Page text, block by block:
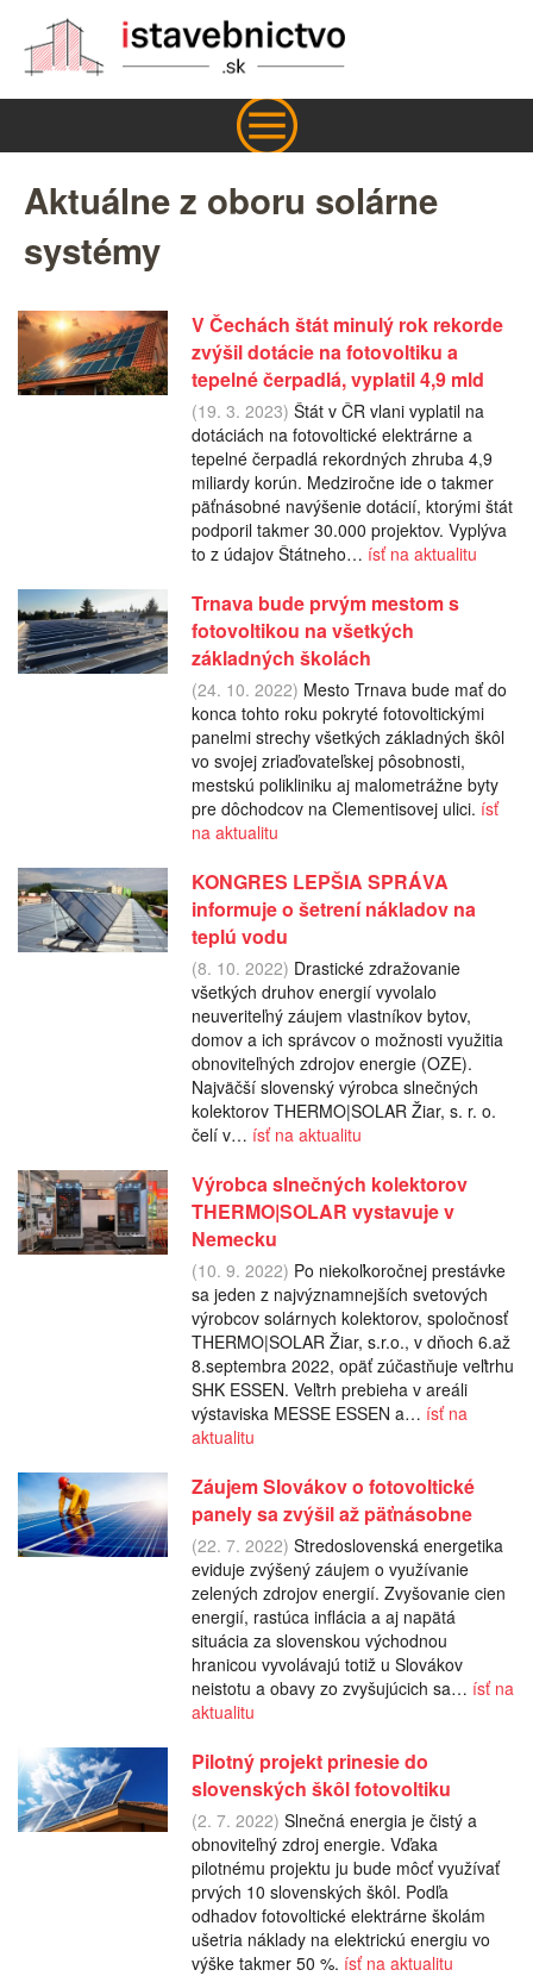
Aktuálne z oboru solárne
systémy
V Čechách štát minulý rok rekorde
zvýšil dotácie na fotovoltiku a
tepelné čerpadlá, vyplatil 4,9 mld
(19. 3. 2023) Štát v ČR vlani vyplatil na
dotáciách na fotovoltické elektrárne a
tepelné čerpadlá rekordných zhruba 4,9
miliardy korún. Medziročne ide o takmer
päťnásobné navýšenie dotácií, ktorými štát
podporil takmer 30.000 projektov. Vyplýva
to z údajov Štátneho… ísť na aktualitu
Trnava bude prvým mestom s
fotovoltikou na všetkých
základných školách
(24. 10. 2022) Mesto Trnava bude mať do
konca tohto roku pokryté fotovoltickými
panelmi strechy všetkých základných škôl
vo svojej zriaďovateľskej pôsobnosti,
mestskú polikliniku aj malometrážne byty
pre dôchodcov na Clementisovej ulici. ísť
na aktualitu
KONGRES LEPŠIA SPRÁVA
informuje o šetrení nákladov na
teplú vodu
(8. 10. 2022) Drastické zdražovanie
všetkých druhov energií vyvolalo
neuveriteľný záujem vlastníkov bytov,
domov a ich správcov o možnosti využitia
obnoviteľných zdrojov energie (OZE).
Najväčší slovenský výrobca slnečných
kolektorov THERMO|SOLAR Žiar, s. r. o.
čelí v… ísť na aktualitu
Výrobca slnečných kolektorov
THERMO|SOLAR vystavuje v
Nemecku
(10. 9. 2022) Po niekoľkoročnej prestávke
sa jeden z najvýznamnejších svetových
výrobcov solárnych kolektorov, spoločnosť
THERMO|SOLAR Žiar, s.r.o., v dňoch 6.až
8.septembra 2022, opäť zúčastňuje veľtrhu
SHK ESSEN. Veľtrh prebieha v areáli
výstaviska MESSE ESSEN a… ísť na
aktualitu
Záujem Slovákov o fotovoltické
panely sa zvýšil až päťnásobne
(22. 7. 2022) Stredoslovenská energetika
eviduje zvýšený záujem o využívanie
zelených zdrojov energií. Zvyšovanie cien
energií, rastúca inflácia a aj napätá
situácia za slovenskou východnou
hranicou vyvolávajú totiž u Slovákov
neistotu a obavy zo zvyšujúcich sa… ísť na
aktualitu
Pilotný projekt prinesie do
slovenských škôl fotovoltiku
(2. 7. 2022) Slnečná energia je čistý a
obnoviteľný zdroj energie. Vďaka
pilotnému projektu ju bude môcť využívať
prvých 10 slovenských škôl. Podľa
odhadov fotovoltické elektrárne školám
ušetria náklady na elektrickú energiu vo
výške takmer 50 %. ísť na aktualitu